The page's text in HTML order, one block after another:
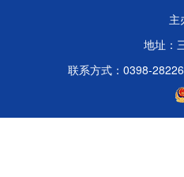
主
地址：
联系方式：0398-